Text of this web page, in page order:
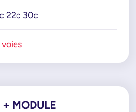
22c 30c
MODULE